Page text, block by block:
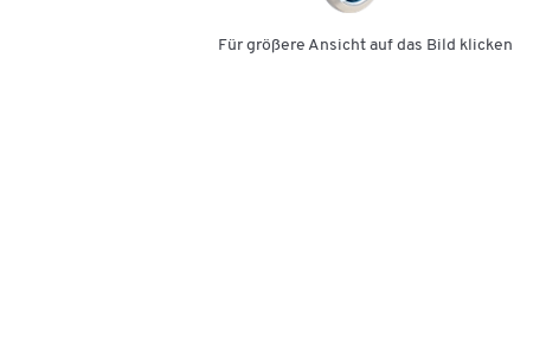
Für größere Ansicht auf das Bild klicken